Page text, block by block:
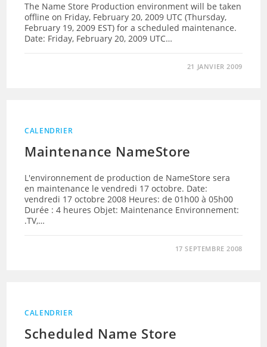
The Name Store Production environment will be taken
offline on Friday, February 20, 2009 UTC (Thursday,
February 19, 2009 EST) for a scheduled maintenance.
Date: Friday, February 20, 2009 UTC…
21 JANVIER 2009
CALENDRIER
Maintenance NameStore
L'environnement de production de NameStore sera
en maintenance le vendredi 17 octobre. Date:
vendredi 17 octobre 2008 Heures: de 01h00 à 05h00
Durée : 4 heures Objet: Maintenance Environnement:
.TV,…
17 SEPTEMBRE 2008
CALENDRIER
Scheduled Name Store